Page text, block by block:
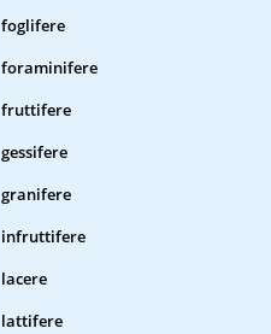
foglifere
foraminifere
fruttifere
gessifere
granifere
infruttifere
lacere
lattifere